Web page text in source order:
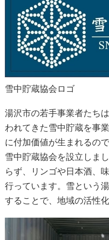
雪中貯蔵協会ロゴ
湯沢市の若手事業者たち
われてきた雪中貯蔵を事
に付加価値が生まれるの
雪中貯蔵協会を設立しま
らず、リンゴや日本酒、
行っています。雪という
することで、地域の活性